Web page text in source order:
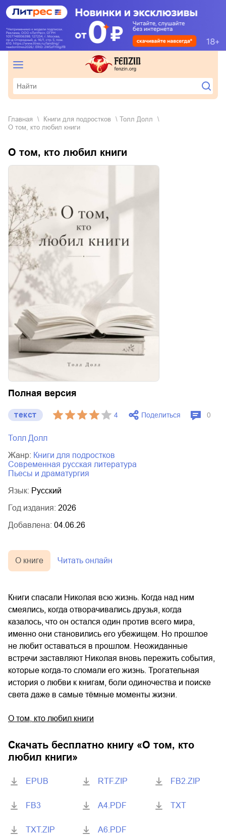
Главная книги для подростков
Толл Долл
О том, кто любил книги
О том, кто любил книги
Полная версия
текст 4 Поделиться 0
Толл Долл
Жанр:
книги для подростков
современная русская литература
пьесы и драматургия
Язык: Русский
Год издания: 2026
Добавлена: 04.06.26
О книге Читать онлайн
Книги спасали Николая всю жизнь. Когда над ним
смеялись, когда отворачивались друзья, когда
казалось, что он остался один против всего мира,
именно они становились его убежищем. Но прошлое
не любит оставаться в прошлом. Неожиданные
встречи заставляют Николая вновь пережить события,
которые когда-то сломали его жизнь. Трогательная
история о любви к книгам, боли одиночества и поиске
света даже в самые тёмные моменты жизни.
О том, кто любил книги
Скачать бесплатно книгу «О том, кто
любил книги»
EPUB
FB3
TXT.ZIP
RTF.ZIP
A4.PDF
A6.PDF
FB2.ZIP
TXT